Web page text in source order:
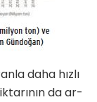
daha hızlı
da ar­